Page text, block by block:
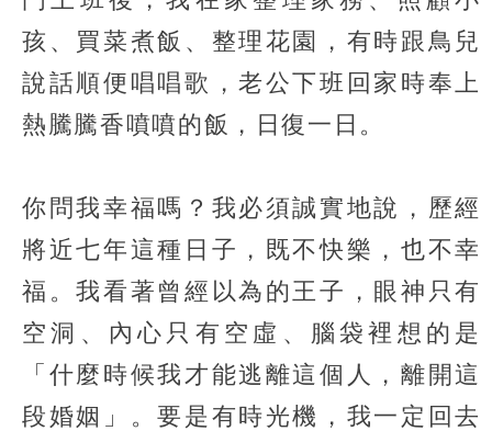
孩、買菜煮飯、整理花園，有時跟鳥兒
說話順便唱唱歌，老公下班回家時奉上
熱騰騰香噴噴的飯，日復一日。
你問我幸福嗎？我必須誠實地說，歷經
將近七年這種日子，既不快樂，也不幸
福。我看著曾經以為的王子，眼神只有
空洞、內心只有空虛、腦袋裡想的是
「什麼時候我才能逃離這個人，離開這
段婚姻」。要是有時光機，我一定回去